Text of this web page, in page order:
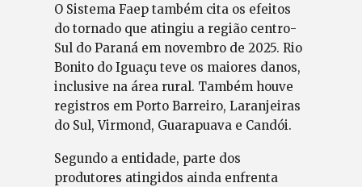
O Sistema Faep também cita os efeitos
do tornado que atingiu a região centro-
Sul do Paraná em novembro de 2025. Rio
Bonito do Iguaçu teve os maiores danos,
inclusive na área rural. Também houve
registros em Porto Barreiro, Laranjeiras
do Sul, Virmond, Guarapuava e Candói.
Segundo a entidade, parte dos
produtores atingidos ainda enfrenta